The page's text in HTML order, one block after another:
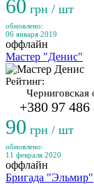
60 грн / шт
обновлено:
06 января 2019
оффлайн
Мастер "Денис"
Рейтинг:
Черниговская
+380 97 486
90 грн / шт
обновлено:
11 февраля 2020
оффлайн
Бригада "Эльмир"